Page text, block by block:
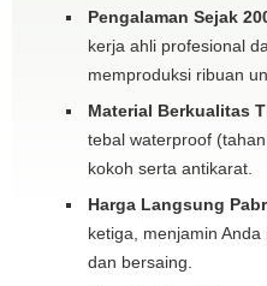
Pengalaman Sejak
kerja ahli profesional
memproduksi ribuan
Material Berkualitas
tebal waterproof
kokoh serta antikarat.
Harga Langsung
ketiga, menjamin
dan bersaing.